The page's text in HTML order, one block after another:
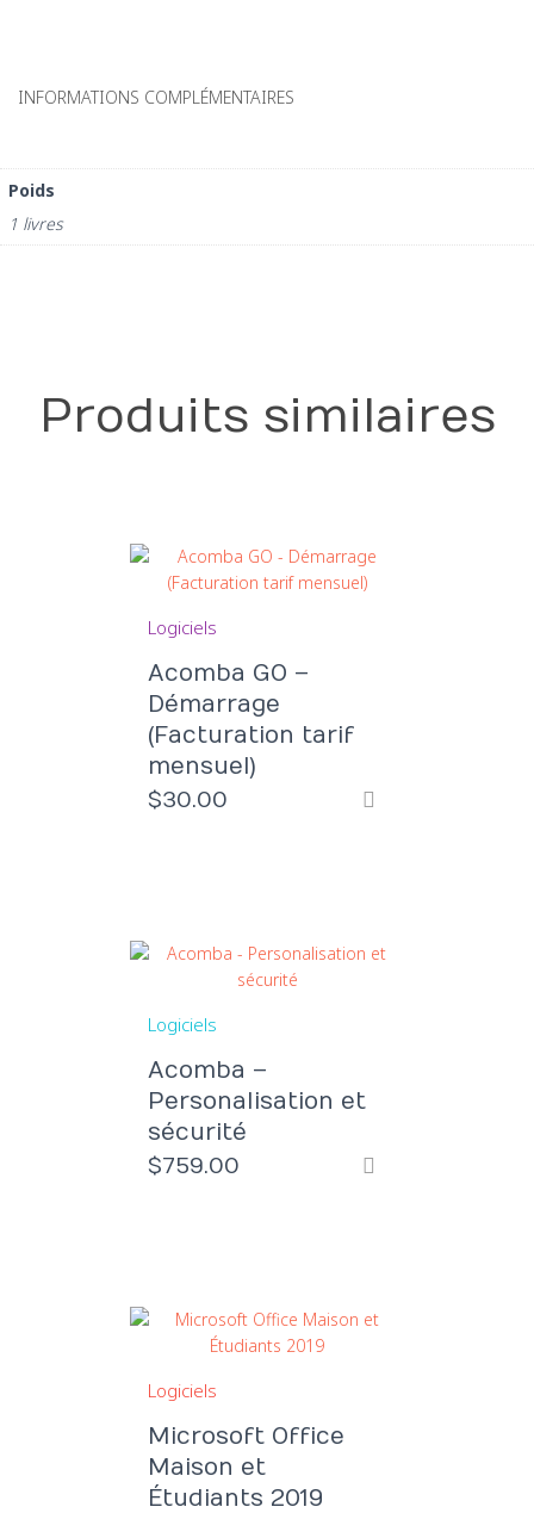
annuel)
INFORMATIONS COMPLÉMENTAIRES
Poids
1 livres
Produits similaires
Logiciels
Acomba GO –
Démarrage
(Facturation tarif
mensuel)
$30.00
Logiciels
Acomba –
Personalisation et
sécurité
$759.00
Logiciels
Microsoft Office
Maison et
Étudiants 2019